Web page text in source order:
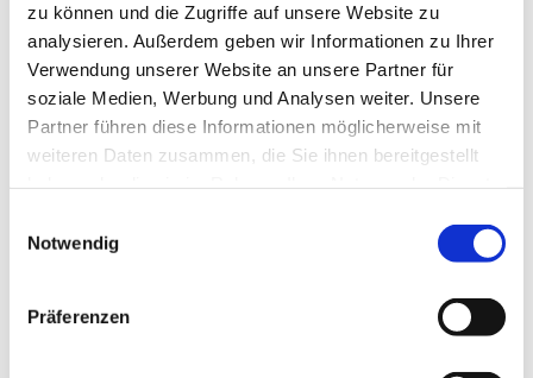
zu können und die Zugriffe auf unsere Website zu
analysieren. Außerdem geben wir Informationen zu Ihrer
Verwendung unserer Website an unsere Partner für
soziale Medien, Werbung und Analysen weiter. Unsere
Partner führen diese Informationen möglicherweise mit
weiteren Daten zusammen, die Sie ihnen bereitgestellt
Notwendig
Präferenzen
Friedhofsamt
Das Team im Gemeindeamt und Friedhofsamt ist
telefonisch, via E-Mail oder Di.-Fr. von 9:00 bis
12:00 Uhr und nach Vereinbarung persönlich im
nicht weiter oder jemand anderes der